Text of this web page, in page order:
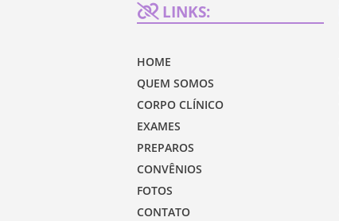
LINKS:
HOME
QUEM SOMOS
CORPO CLÍNICO
EXAMES
PREPAROS
CONVÊNIOS
FOTOS
CONTATO